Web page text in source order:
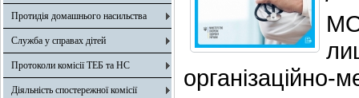
Протидія домашнього насильства
Служба у справах дітей
Протоколи комісії ТЕБ та НС
Діяльність спостережної комісії